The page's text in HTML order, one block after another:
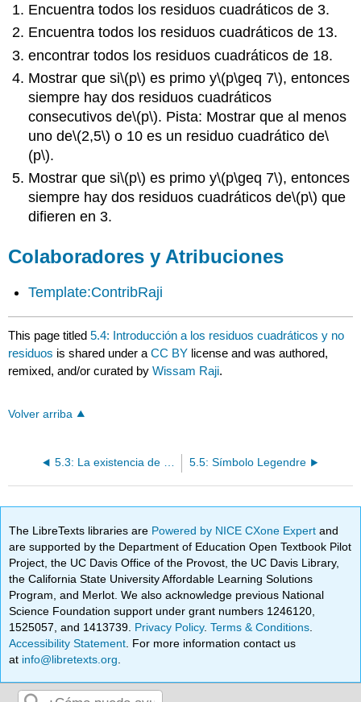
Encuentra todos los residuos cuadráticos de 3.
Encuentra todos los residuos cuadráticos de 13.
encontrar todos los residuos cuadráticos de 18.
Mostrar que si\(p\) es primo y\(p\geq 7\), entonces
siempre hay dos residuos cuadráticos
consecutivos de\(p\). Pista: Mostrar que al menos
uno de\(2,5\) o 10 es un residuo cuadrático de\
(p\).
Mostrar que si\(p\) es primo y\(p\geq 7\), entonces
siempre hay dos residuos cuadráticos de\(p\) que
difieren en 3.
Colaboradores y Atribuciones
Template:ContribRaji
This page titled5.4: Introducción a los residuos cuadráticos y no
residuos is shared under aCC BY license and was authored,
remixed, and/or curated byWissam Raji.
Volver arriba
5.3: La existencia de raíces primitivas 5.5: Símbolo Legendre
The LibreTexts libraries are Powered by NICE CXone Expertand
are supported by the Department of Education Open Textbook Pilot
Project, the UC Davis Office of the Provost, the UC Davis Library,
the California State University Affordable Learning Solutions
Program, and Merlot. We also acknowledge previous National
Science Foundation support under grant numbers 1246120,
1525057, and 1413739. Privacy Policy.Terms & Conditions
Accessibility Statement . For more information contact us
at info@libretexts.org